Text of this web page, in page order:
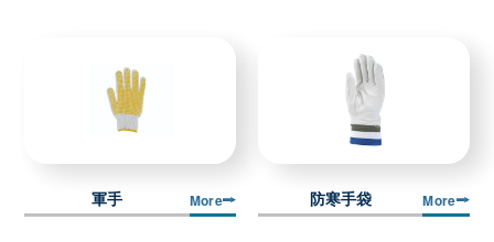
軍手 More 防寒手袋 More